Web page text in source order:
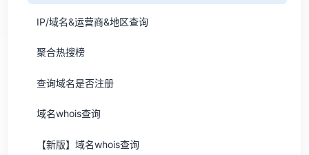
IP/域名&运营商&地区查询
聚合热搜榜
查询域名是否注册
域名whois查询
【新版】域名whois查询